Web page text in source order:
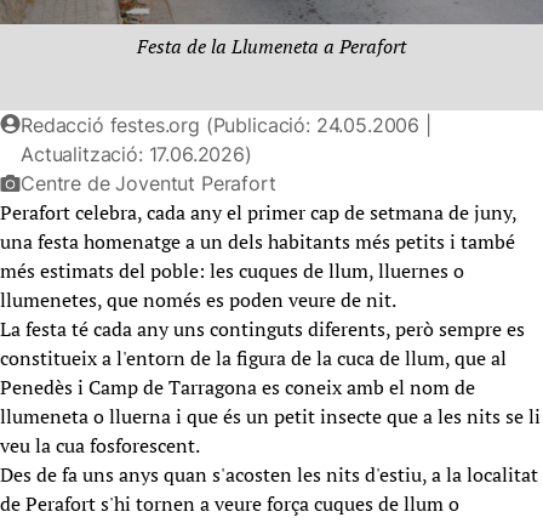
Festa de la Llumeneta a Perafort
Redacció festes.org (Publicació: 24.05.2006 |
Actualització: 17.06.2026)
Centre de Joventut Perafort
Perafort celebra, cada any el primer cap de setmana de juny,
una festa homenatge a un dels habitants més petits i també
més estimats del poble: les cuques de llum, lluernes o
llumenetes, que només es poden veure de nit.
La festa té cada any uns continguts diferents, però sempre es
constitueix a l'entorn de la figura de la cuca de llum, que al
Penedès i Camp de Tarragona es coneix amb el nom de
llumeneta o lluerna i que és un petit insecte que a les nits se li
veu la cua fosforescent.
Des de fa uns anys quan s'acosten les nits d'estiu, a la localitat
de Perafort s'hi tornen a veure força cuques de llum o